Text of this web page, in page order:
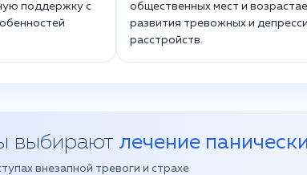
поддержку с
общественных мест и
развития тревожных и
расстройств.
выбирают лечение
внезапной тревоги и страхе